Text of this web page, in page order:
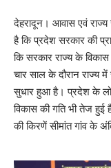
देहरादून। आवास एवं
है कि प्रदेश सरकार की
कि सरकार राज्य के
चार साल के दौरान राज्य
सुधार हुआ है। प्रदेश के
विकास की गति भी तेज हुई
की किरणें सीमांत गांव के